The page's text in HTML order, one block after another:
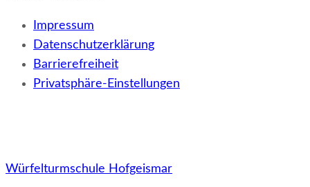
Impressum
Datenschutzerklärung
Barrierefreiheit
Privatsphäre-Einstellungen
Würfelturmschule Hofgeismar